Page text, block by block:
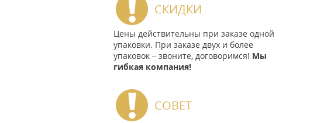
СКИДКИ
Цены действительны при заказе одной
упаковки. При заказе двух и более
упаковок – звоните, договоримся! Мы
гибкая компания!
СОВЕТ